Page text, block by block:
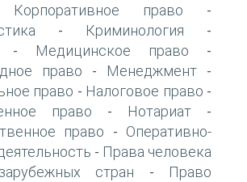
Корпоративное право -
- Криминология -
- Медицинское право -
право - Менеджмент -
право - Налоговое право -
право - Нотариат -
право - Оперативно-
- Права человека
стран -
Право